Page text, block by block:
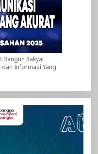
Bangun Rakyat
Informasi Yang